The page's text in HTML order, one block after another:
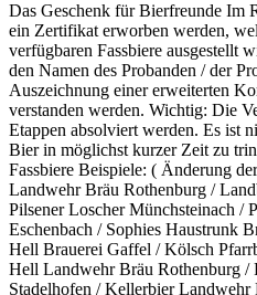
Das Geschenk für Bierfreunde Im
ein Zertifikat erworben werden,
verfügbaren Fassbiere ausgestellt
den Namen des Probanden / der
Auszeichnung einer erweiterten
verstanden werden. Wichtig: Die
Etappen absolviert werden. Es ist
Bier in möglichst kurzer Zeit zu
Fassbiere Beispiele: ( Änderung
Landwehr Bräu Rothenburg /
Pilsener Loscher Münchsteinach /
Eschenbach / Sophies Haustrunk
Hell Brauerei Gaffel / Kölsch
Hell Landwehr Bräu Rothenburg /
Stadelhofen / Kellerbier